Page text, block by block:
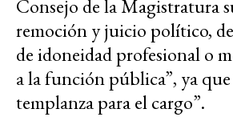
Consejo de la Magistratura
remoción y juicio político,
de idoneidad profesional o
a la función pública”, ya
templanza para el cargo”.